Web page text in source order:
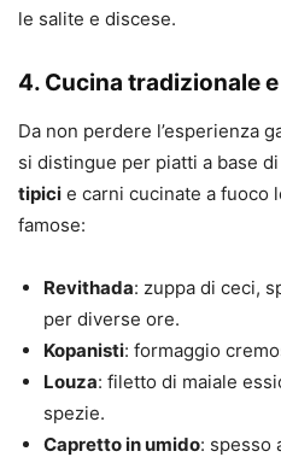
le salite e discese.
4. Cucina tradizionale
Da non perdere l’esperienza
si distingue per piatti a base di
tipici e carni cucinate a fuoco
famose:
Revithada: zuppa di ceci,
per diverse ore.
Kopanisti: formaggio
Louza: filetto di maiale
spezie.
Capretto in umido: spesso